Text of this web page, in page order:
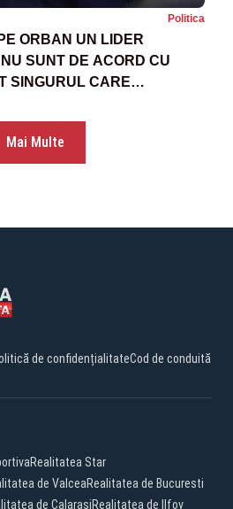
Politica
ORBAN UN LIDER
SUNT DE ACORD CU
SINGURUL CARE
Mai Multe
de confidențialitateCod de conduită
Realitatea Star
de ValceaRealitatea de Bucuresti
de CalarasiRealitatea de Ilfov